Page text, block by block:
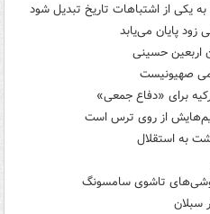
یکی از اشتباهات تاریخ تبدیل شود
زود پایان می‌یابد
اربعین حسینی
صهیونیست
برای «دفاع جمعی»
از روی ترس است
به استقلال
تاشوی سامسونگ
سبلان